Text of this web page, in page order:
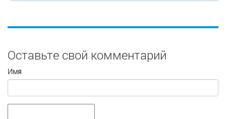
Оставьте свой комментарий
Имя